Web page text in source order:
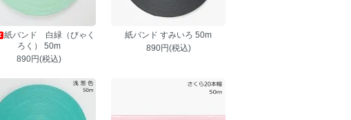
紙バンド 白緑（びゃく
ろく） 50m
890円(税込)
紙バンド すみいろ 50m
890円(税込)